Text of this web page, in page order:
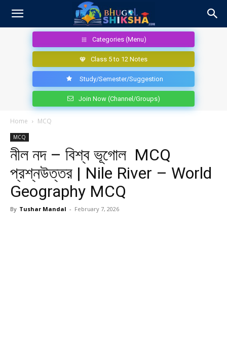
Categories (Menu)
Class 5 to 12 Notes
Study/Semester/Suggestion
Join Now (Channel/Groups)
Home MCQ
MCQ
নীল নদ – বিশ্ব ভূগোল MCQ
প্রশ্নউত্তর | Nile River – World
Geography MCQ
By Tushar Mandal - February 7, 2026